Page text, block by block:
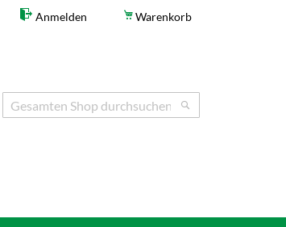
Anmelden Warenkorb
Search